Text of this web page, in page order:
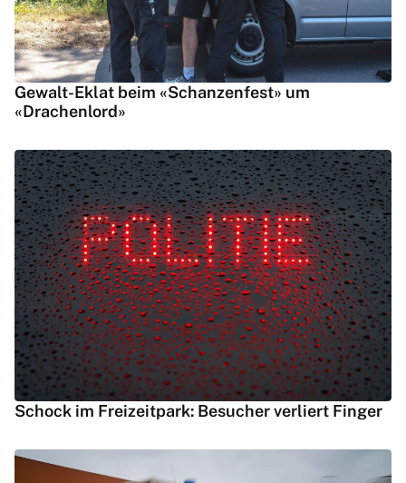
Gewalt-Eklat beim «Schanzenfest» um
«Drachenlord»
Schock im Freizeitpark: Besucher verliert Finger